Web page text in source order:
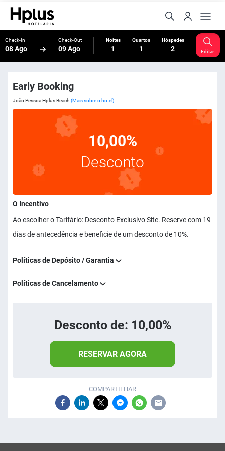
Check-In
08 Ago
Check-Out
09 Ago
Noites
1
Quartos
1
Hóspedes
2 Editar
Early Booking
João Pessoa Hplus Beach (Mais sobre o hotel)
10,00%
Desconto
O Incentivo
Ao escolher o Tarifário: Desconto Exclusivo Site. Reserve com 19
dias de antecedência e beneficie de um desconto de 10%.
Políticas de Depósito / Garantia
Políticas de Cancelamento
Desconto de: 10,00%
RESERVAR AGORA
COMPARTILHAR